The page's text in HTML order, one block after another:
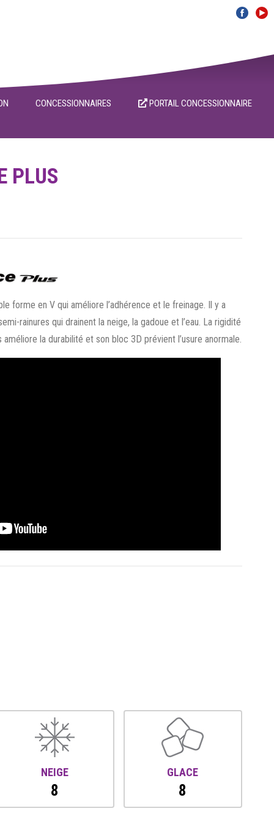
CONCESSIONNAIRES PORTAIL CONCESSIONNAIRE
PLUS
forme en V qui améliore l’adhérence et le freinage. Il y a
rainures qui drainent la neige, la gadoue et l’eau. La rigidité
améliore la durabilité et son bloc 3D prévient l’usure anormale.
NEIGE
8
GLACE
8